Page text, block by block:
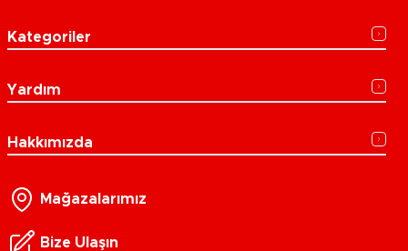
Kategoriler
Yardım
Hakkımızda
Mağazalarımız
Bize Ulaşın